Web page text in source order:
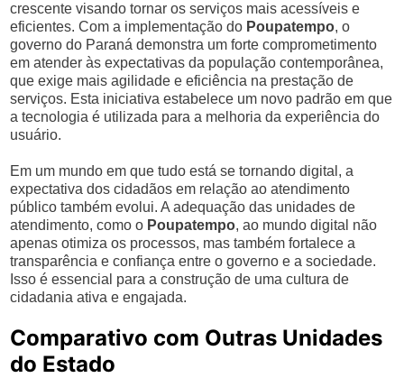
crescente visando tornar os serviços mais acessíveis e
eficientes. Com a implementação do Poupatempo, o
governo do Paraná demonstra um forte comprometimento
em atender às expectativas da população contemporânea,
que exige mais agilidade e eficiência na prestação de
serviços. Esta iniciativa estabelece um novo padrão em que
a tecnologia é utilizada para a melhoria da experiência do
usuário.
Em um mundo em que tudo está se tornando digital, a
expectativa dos cidadãos em relação ao atendimento
público também evolui. A adequação das unidades de
atendimento, como o Poupatempo, ao mundo digital não
apenas otimiza os processos, mas também fortalece a
transparência e confiança entre o governo e a sociedade.
Isso é essencial para a construção de uma cultura de
cidadania ativa e engajada.
Comparativo com Outras Unidades
do Estado